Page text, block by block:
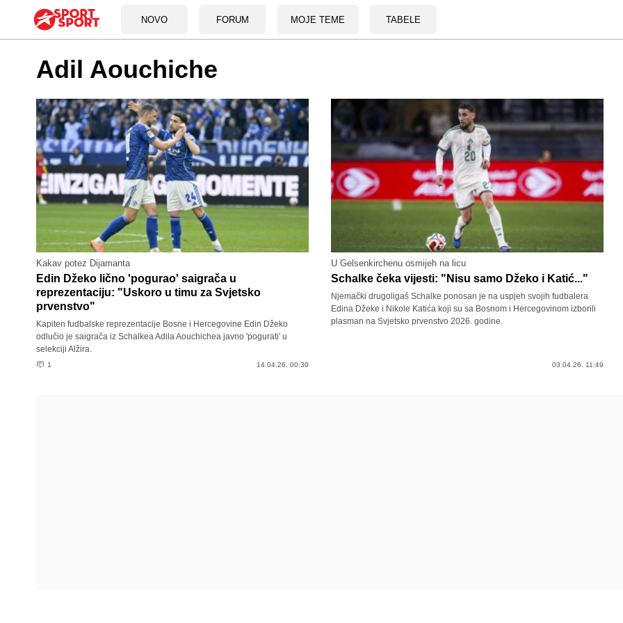
NOVO FORUM MOJE TEME TABELE
Adil Aouchiche
Kakav potez Dijamanta
Edin Džeko lično 'pogurao' saigrača u
reprezentaciju: "Uskoro u timu za Svjetsko
prvenstvo"
Kapiten fudbalske reprezentacije Bosne i Hercegovine Edin Džeko
odlučio je saigrača iz Schalkea Adila Aouchichea javno 'pogurati' u
selekciji Alžira.
1 14.04.26. 00:30
U Gelsenkirchenu osmijeh na licu
Schalke čeka vijesti: "Nisu samo Džeko i Katić..."
Njemački drugoligaš Schalke ponosan je na uspjeh svojih fudbalera
Edina Džeke i Nikole Katića koji su sa Bosnom i Hercegovinom izborili
plasman na Svjetsko prvenstvo 2026. godine.
03.04.26. 11:49